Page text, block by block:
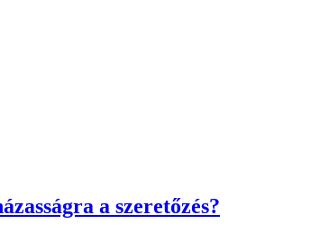
a szeretőzés?